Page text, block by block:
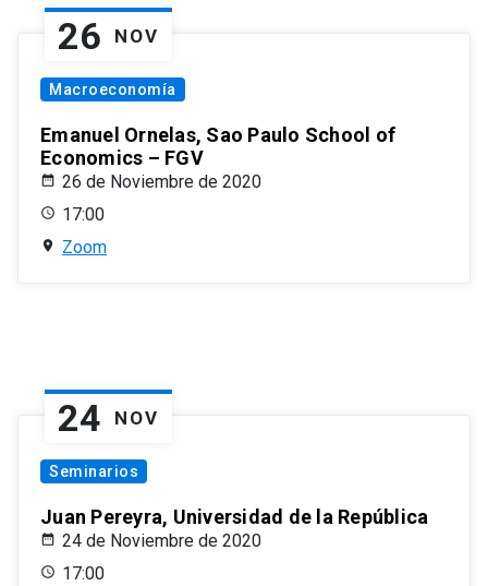
26 NOV
Macroeconomía
Emanuel Ornelas, Sao Paulo School of
Economics – FGV
26 de Noviembre de 2020
17:00
Zoom
24 NOV
Seminarios
Juan Pereyra, Universidad de la República
24 de Noviembre de 2020
17:00